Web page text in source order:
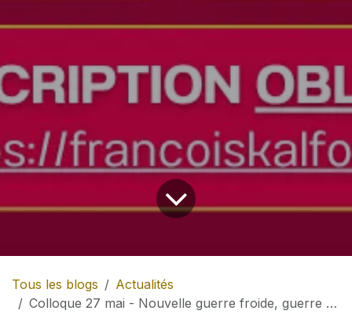
Tous les blogs
Actualités
Colloque 27 mai - Nouvelle guerre froide, guerre commerciale : quel avenir pour l’Europe ?